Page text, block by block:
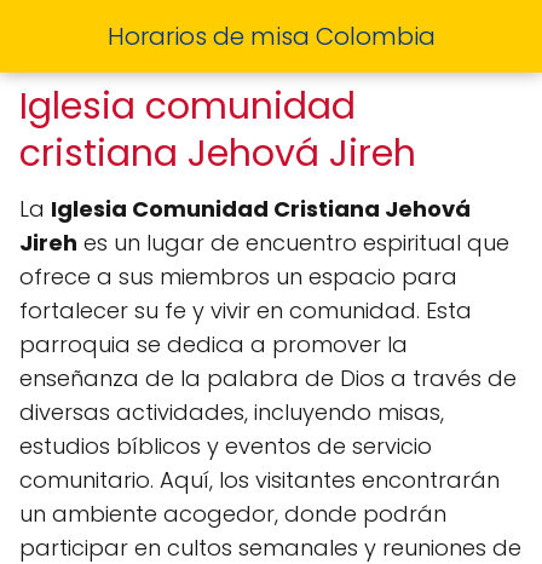
Horarios de misa Colombia
Iglesia comunidad
cristiana Jehová Jireh
La Iglesia Comunidad Cristiana Jehová
Jireh es un lugar de encuentro espiritual que
ofrece a sus miembros un espacio para
fortalecer su fe y vivir en comunidad. Esta
parroquia se dedica a promover la
enseñanza de la palabra de Dios a través de
diversas actividades, incluyendo misas,
estudios bíblicos y eventos de servicio
comunitario. Aquí, los visitantes encontrarán
un ambiente acogedor, donde podrán
participar en cultos semanales y reuniones de